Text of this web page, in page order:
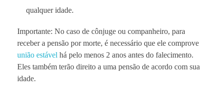
qualquer idade.
Importante: No caso de cônjuge ou companheiro, para
receber a pensão por morte, é necessário que ele comprove
união estável há pelo menos 2 anos antes do falecimento.
Eles também terão direito a uma pensão de acordo com sua
idade.